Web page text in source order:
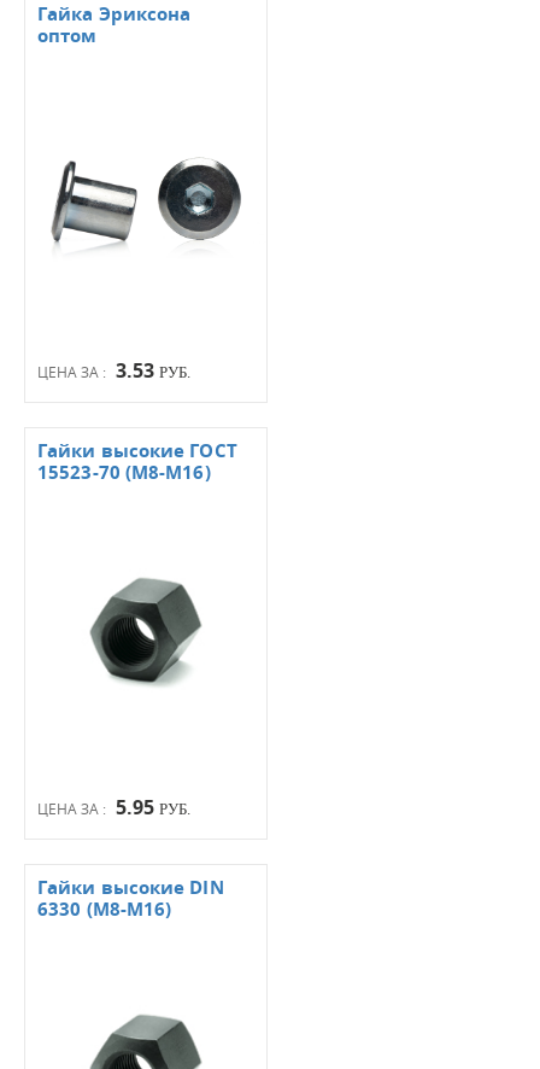
ЦЕНА ЗА : 3.53 РУБ.
Гайка Эриксона
оптом
ЦЕНА ЗА : 5.95 РУБ.
Гайки высокие ГОСТ
15523-70 (М8-М16)
Гайки высокие DIN
6330 (М8-М16)